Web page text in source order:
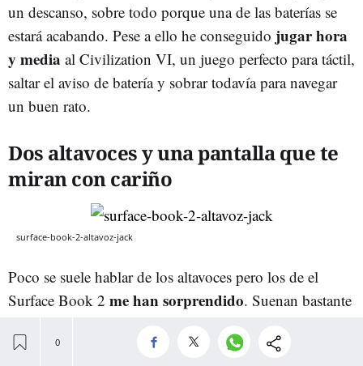
un descanso, sobre todo porque una de las baterías se
estará acabando. Pese a ello he conseguido jugar hora
y media al Civilization VI, un juego perfecto para táctil,
saltar el aviso de batería y sobrar todavía para navegar
un buen rato.
Dos altavoces y una pantalla que te
miran con cariño
surface-book-2-altavoz-jack
Poco se suele hablar de los altavoces pero los de el
Surface Book 2 me han sorprendido. Suenan bastante
de la pantalla), dan un audio estéreo bueno certificado